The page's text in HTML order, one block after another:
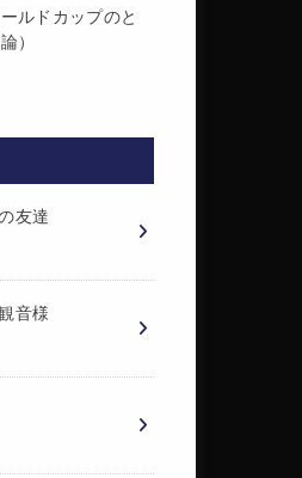
ルドカップのと
）
友達
音様